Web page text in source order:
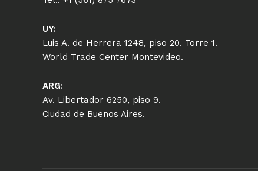
UY:
Luis A. de Herrera 1248, piso 20. Torre 1.
World Trade Center Montevideo.
ARG:
Av. Libertador 6250, piso 9.
Ciudad de Buenos Aires.